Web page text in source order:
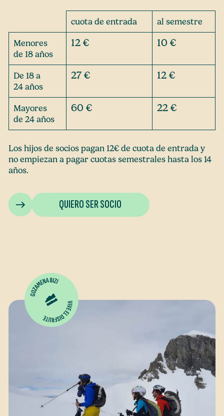
cuota de entrada al semestre
Menores
de 18 años
12 € 10 €
De 18 a
24 años
27 € 12 €
Mayores
de 24 años
60 € 22 €
Los hijos de socios pagan 12€ de cuota de entrada y
no empiezan a pagar cuotas semestrales hasta los 14
años.
QUIERO SER SOCIO